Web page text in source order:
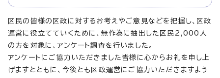
区民の皆様の区政に対するお考えやご意見などを把握し、区政
運営に役立てていくために、無作為に抽出した区民2,000人
の方を対象に、アンケート調査を行いました。
アンケートにご協力いただきました皆様に心からお礼を申し上
げますとともに、今後とも区政運営にご協力いただきますよう